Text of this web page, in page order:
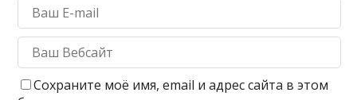
Сохраните моё имя, email и адрес сайта в этом